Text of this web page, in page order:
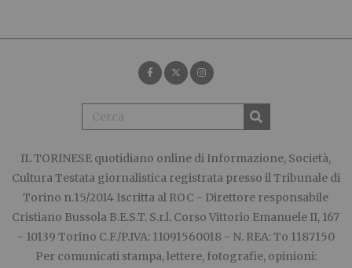
IL TORINESE quotidiano online di Informazione, Società,
Cultura Testata giornalistica registrata presso il Tribunale di
Torino n.15/2014 Iscritta al ROC - Direttore responsabile
Cristiano Bussola B.E.S.T. S.r.l. Corso Vittorio Emanuele II, 167
- 10139 Torino C.F./P.IVA: 11091560018 - N. REA: To 1187150
Per comunicati stampa, lettere, fotografie, opinioni: